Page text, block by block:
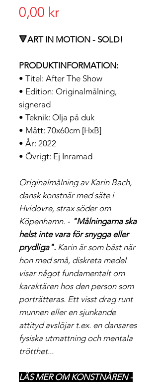
0,00 krPris
🔻ART IN MOTION - SOLD!
PRODUKTINFORMATION:
• Titel: After The Show
• Edition: Originalmålning,
signerad
• Teknik: Olja på duk
• Mått: 70x60cm [HxB]
• År: 2022
• Övrigt: Ej Inramad
Originalmålning av Karin Bach,
dansk konstnär med säte i
Hvidovre, strax söder om
Köpenhamn. - "Målningarna ska
helst inte vara för snygga eller
prydliga". ​​​​​​​ Karin är som bäst när
hon med små, diskreta medel
visar något fundamentalt om
karaktären hos den person som
porträtteras. Ett visst drag runt
munnen eller en sjunkande
attityd avslöjar t.ex. en dansares
fysiska utmattning och mentala
trötthet...
LÄS MER OM KONSTNÄREN -